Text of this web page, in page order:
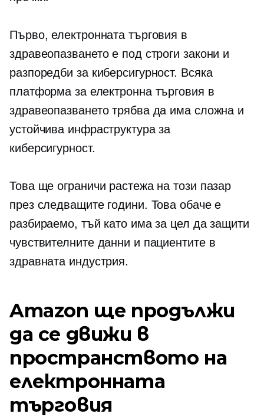
Първо, електронната търговия в
здравеопазването е под строги закони и
разпоредби за киберсигурност. Всяка
платформа за електронна търговия в
здравеопазването трябва да има сложна и
устойчива инфраструктура за
киберсигурност.
Това ще ограничи растежа на този пазар
през следващите години. Това обаче е
разбираемо, тъй като има за цел да защити
чувствителните данни и пациентите в
здравната индустрия.
Amazon ще продължи
да се движи в
пространството на
електронната
търговия